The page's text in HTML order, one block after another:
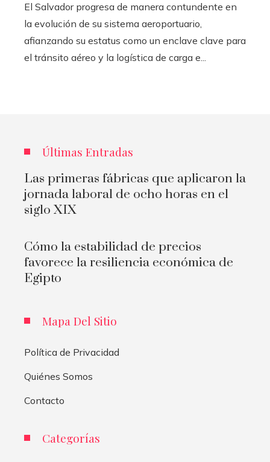
El Salvador progresa de manera contundente en
la evolución de su sistema aeroportuario,
afianzando su estatus como un enclave clave para
el tránsito aéreo y la logística de carga e...
Últimas Entradas
Las primeras fábricas que aplicaron la
jornada laboral de ocho horas en el
siglo XIX
Cómo la estabilidad de precios
favorece la resiliencia económica de
Egipto
Mapa Del Sitio
Política de Privacidad
Quiénes Somos
Contacto
Categorías